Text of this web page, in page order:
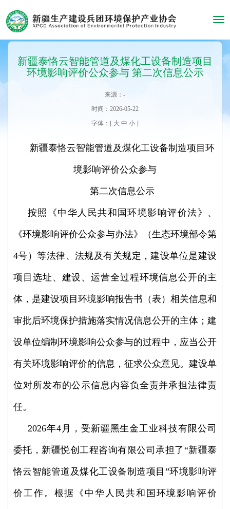
新疆泰恪云智能管道及煤化工设备制造项目
环境影响评价公众参与 第二次信息公示
来源：-
时间：2026-05-22
字体：[ 大 中 小 ]
新疆泰恪云智能管道及煤化工设备制造项目环
境影响评价公众参与
第二次信息公示
按照《中华人民共和国环境影响评价法》、
《环境影响评价公众参与办法》（生态环境部令第
4号）等法律、法规及有关规定，建设单位是建设
项目选址、建设、运营全过程环境信息公开的主
体，是建设项目环境影响报告书（表）相关信息和
审批后环境保护措施落实情况信息公开的主体；建
设单位编制环境影响公众参与的过程中，应当公开
有关环境影响评价的信息，征求公众意见。建设单
位对所发布的公示信息内容负全责并承担法律责
任。
2026年4月，受新疆黑生金工业科技有限公司
委托，新疆悦创工程咨询有限公司承担了“新疆泰
恪云智能管道及煤化工设备制造项目”环境影响评
价工作。根据《中华人民共和国环境影响评价